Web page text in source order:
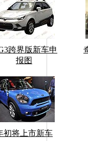
跨界版新车申
报图
初将上市新车